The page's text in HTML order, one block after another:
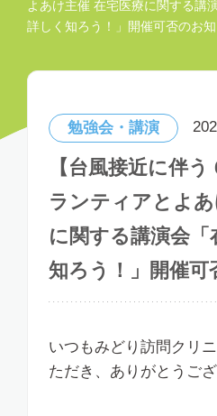
よあけ主催 在宅医療に関する講
詳しく知ろう！」開催可否のお知
勉強会・講演
【台風接近に伴
ランティアとよ
に関する講演会「
知ろう！」開催可
いつもみどり訪問クリ
ただき、ありがとうござ